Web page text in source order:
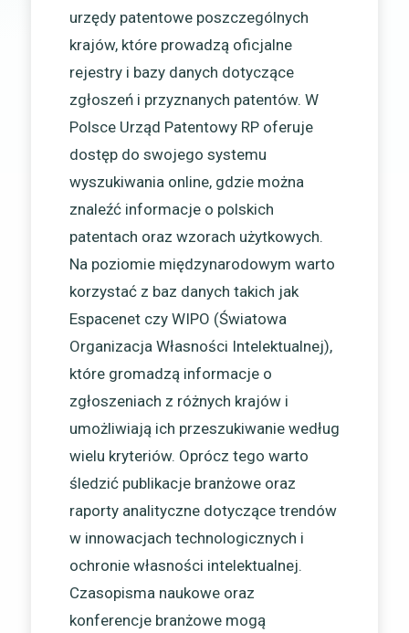
urzędy patentowe poszczególnych
krajów, które prowadzą oficjalne
rejestry i bazy danych dotyczące
zgłoszeń i przyznanych patentów. W
Polsce Urząd Patentowy RP oferuje
dostęp do swojego systemu
wyszukiwania online, gdzie można
znaleźć informacje o polskich
patentach oraz wzorach użytkowych.
Na poziomie międzynarodowym warto
korzystać z baz danych takich jak
Espacenet czy WIPO (Światowa
Organizacja Własności Intelektualnej),
które gromadzą informacje o
zgłoszeniach z różnych krajów i
umożliwiają ich przeszukiwanie według
wielu kryteriów. Oprócz tego warto
śledzić publikacje branżowe oraz
raporty analityczne dotyczące trendów
w innowacjach technologicznych i
ochronie własności intelektualnej.
Czasopisma naukowe oraz
konferencje branżowe mogą